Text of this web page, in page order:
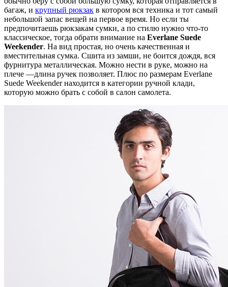
багаж, и крупный рюкзак в котором вся техника и тот самый
небольшой запас вещей на первое время. Но если ты
предпочитаешь рюкзакам сумки, а по стилю нужно что-то
классическое, тогда обрати внимание на Everlane Suede
Weekender. На вид простая, но очень качественная и
вместительная сумка. Сшита из замши, не боится дождя, вся
фурнитура металлическая. Можно нести в руке, можно на
плече —длина ручек позволяет. Плюс по размерам Everlane
Suede Weekender находится в категории ручной клади,
которую можно брать с собой в салон самолета.